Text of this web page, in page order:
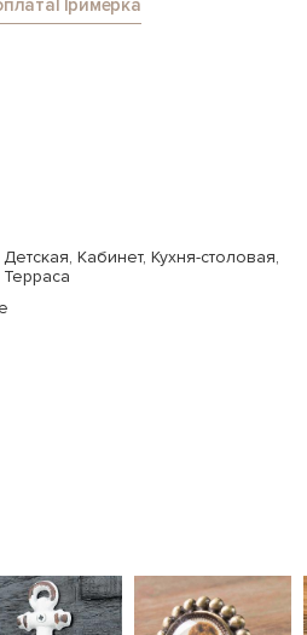
Примерка
Детская, Кабинет, Кухня-столовая,